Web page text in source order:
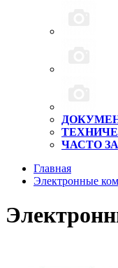
ЧАСТО
Главная
Электронные